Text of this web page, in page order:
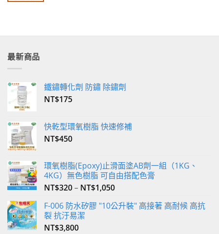
有
種
款
可
在
頁
面
選
擇
選
項
最新商品
鐵鏽轉化劑 防鏽 除鏽劑
NT$175
快乾型環氧樹脂 快速修補
NT$450
環氧樹脂(Epoxy)止滑面塗AB劑一組（1KG、
4KG）無色樹脂 可自由搭配色膏
NT$320– NT$1,050
F-006 防水矽膠 "10公升裝" 高接著 高耐候 高抗
裂 抗汙易潔
NT$3,800